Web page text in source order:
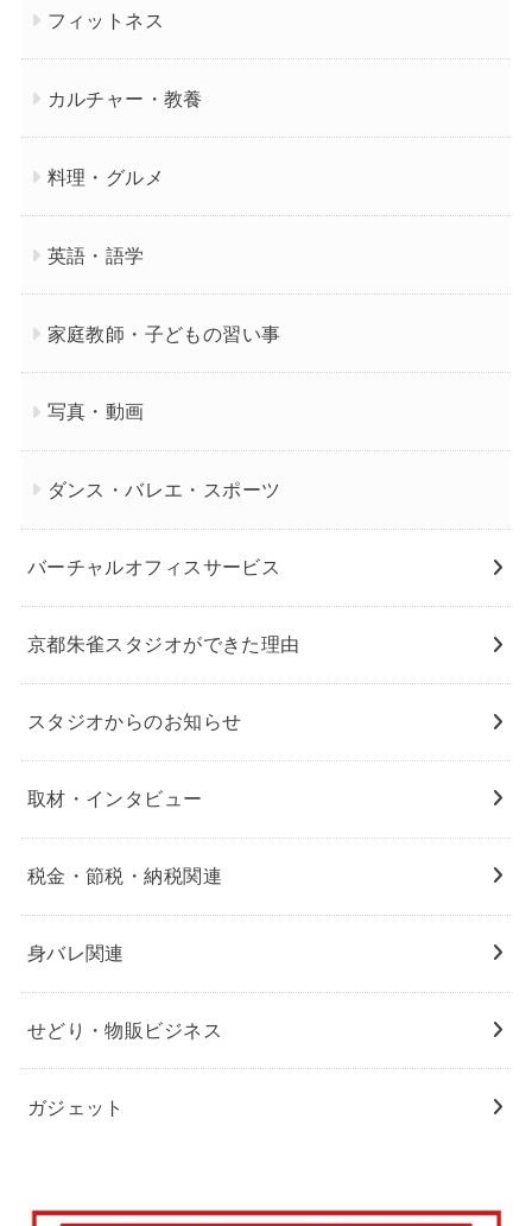
フィットネス
カルチャー・教養
料理・グルメ
英語・語学
家庭教師・子どもの習い事
写真・動画
ダンス・バレエ・スポーツ
バーチャルオフィスサービス
京都朱雀スタジオができた理由
スタジオからのお知らせ
取材・インタビュー
税金・節税・納税関連
身バレ関連
せどり・物販ビジネス
ガジェット